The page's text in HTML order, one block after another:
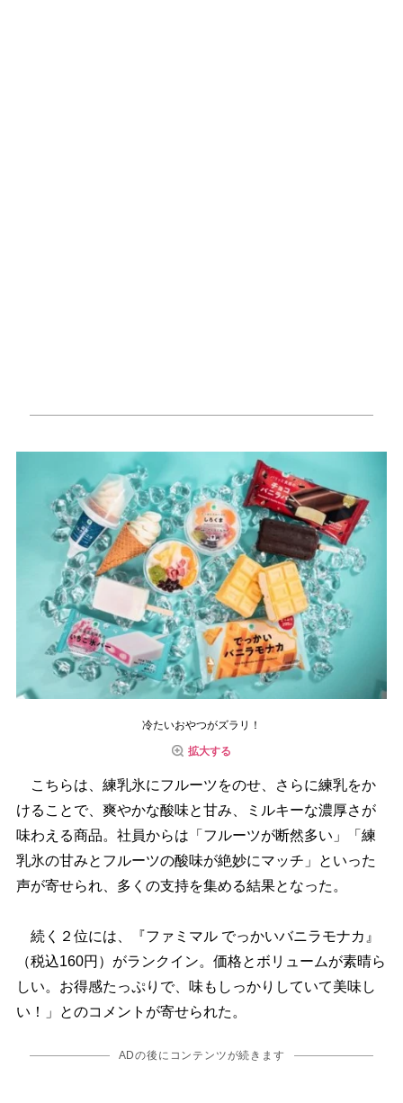
冷たいおやつがズラリ！
拡大する
こちらは、練乳氷にフルーツをのせ、さらに練乳をか
けることで、爽やかな酸味と甘み、ミルキーな濃厚さが
味わえる商品。社員からは「フルーツが断然多い」「練
乳氷の甘みとフルーツの酸味が絶妙にマッチ」といった
声が寄せられ、多くの支持を集める結果となった。
続く２位には、『ファミマル でっかいバニラモナカ』
（税込160円）がランクイン。価格とボリュームが素晴ら
しい。お得感たっぷりで、味もしっかりしていて美味し
い！」とのコメントが寄せられた。
ADの後にコンテンツが続きます